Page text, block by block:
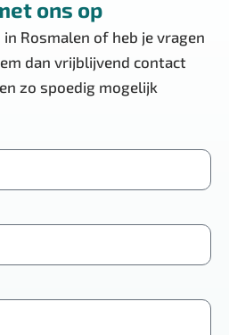
ons op
Rosmalen of heb je vragen
dan vrijblijvend contact
zo spoedig mogelijk